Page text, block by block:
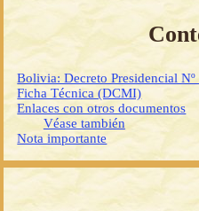
Bolivia: Decreto Presidencial
Ficha Técnica (DCMI)
Enlaces con otros documentos
Véase también
Nota importante